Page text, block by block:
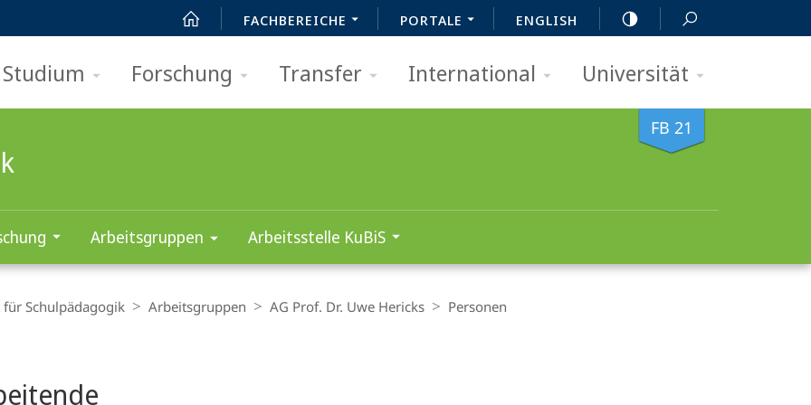
FACHBEREICHE PORTALE ENGLISH
Studium Forschung Transfer International Universität
FB 21
Arbeitsgruppen Arbeitsstelle KuBiS
Schulpädagogik Arbeitsgruppen AG Prof. Dr. Uwe Hericks Personen